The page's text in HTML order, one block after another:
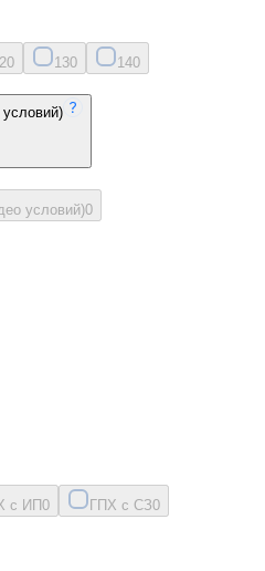
0 130 140
условий)0
с ИП0 ГПХ с СЗ0